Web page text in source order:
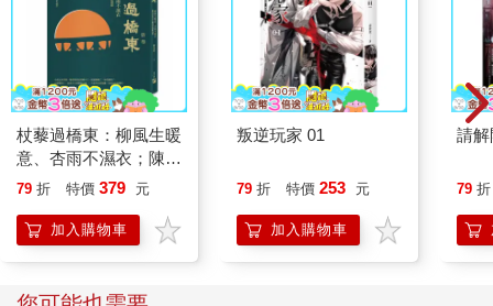
杖藜過橋東：柳風生暖
意、杏雨不濕衣；陳亮
恭談以心轉境的適齡漫
79 折 特價 379 元
加入購物車
叛逆玩家 01
79 折 特價 253 元
加入購物車
請解
79 折